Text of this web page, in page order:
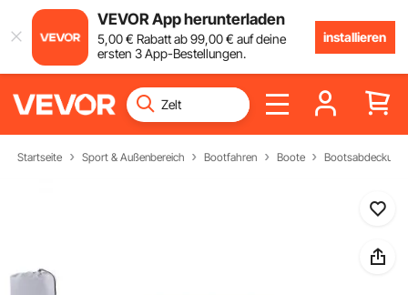
VEVOR App herunterladen
5,00€ Rabatt ab99,00€ auf deine
ersten 3 App-Bestellungen.
installieren
Startseite Sport & Außenbereich Bootfahren Boote